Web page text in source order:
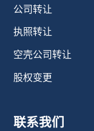
公司转让
执照转让
空壳公司转让
股权变更
联系我们